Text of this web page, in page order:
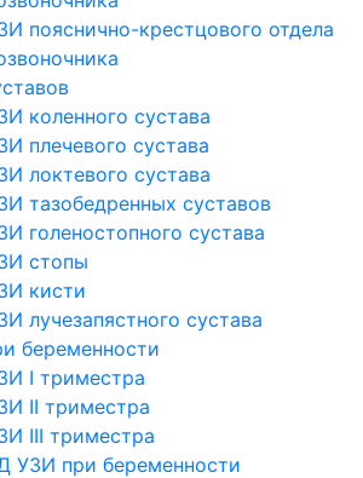
пояснично-крестцового отдела
коленного сустава
плечевого сустава
локтевого сустава
тазобедренных суставов
голеностопного сустава
стопы
кисти
лучезапястного сустава
беременности
I триместра
II триместра
III триместра
УЗИ при беременности